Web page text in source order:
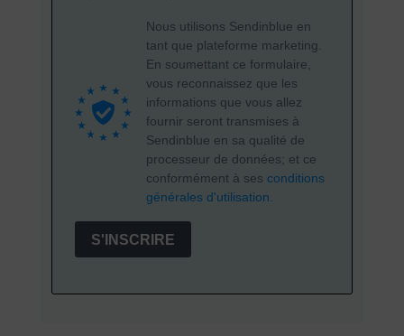
Nous utilisons Sendinblue en
tant que plateforme marketing.
En soumettant ce formulaire,
vous reconnaissez que les
informations que vous allez
fournir seront transmises à
Sendinblue en sa qualité de
processeur de données; et ce
conformément à ses conditions
générales d'utilisation.
S'INSCRIRE